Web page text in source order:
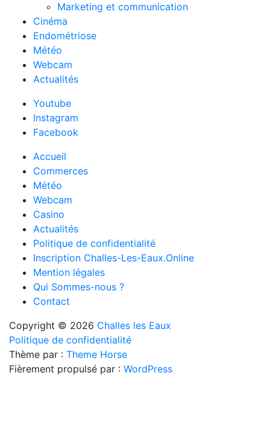
Marketing et communication
Cinéma
Endométriose
Météo
Webcam
Actualités
Youtube
Instagram
Facebook
Accueil
Commerces
Météo
Webcam
Casino
Actualités
Politique de confidentialité
Inscription Challes-Les-Eaux.Online
Mention légales
Qui Sommes-nous ?
Contact
Copyright © 2026 Challes les Eaux
Politique de confidentialité
Thème par : Theme Horse
Fièrement propulsé par : WordPress